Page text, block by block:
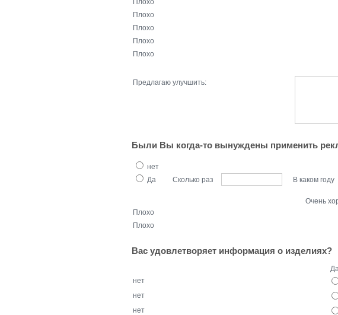
Плохо
Плохо
Плохо
Плохо
Плохо
Предлагаю улучшить:
Были Вы когда-то вынуждены применить
нет
Да
Сколько раз В каком году
Очень
Плохо
Плохо
Вас удовлетворяет информация о изделиях?
нет
нет
нет